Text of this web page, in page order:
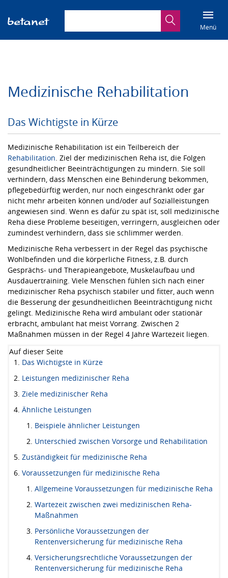
SucheMenü
Medizinische Rehabilitation
Das Wichtigste in Kürze
Medizinische Rehabilitation ist ein Teilbereich der
Rehabilitation . Ziel der medizinischen Reha ist, die Folgen
gesundheitlicher Beeinträchtigungen zu mindern. Sie soll
verhindern, dass Menschen eine Behinderung bekommen,
pflegebedürftig werden, nur noch eingeschränkt oder gar
nicht mehr arbeiten können und/oder auf Sozialleistungen
angewiesen sind. Wenn es dafür zu spät ist, soll medizinische
Reha diese Probleme beseitigen, verringern, ausgleichen oder
zumindest verhindern, dass sie schlimmer werden.
Medizinische Reha verbessert in der Regel das psychische
Wohlbefinden und die körperliche Fitness, z.B. durch
Gesprächs- und Therapieangebote, Muskelaufbau und
Ausdauertraining. Viele Menschen fühlen sich nach einer
medizinischer Reha psychisch stabiler und fitter, auch wenn
die Besserung der gesundheitlichen Beeinträchtigung nicht
gelingt. Medizinische Reha wird ambulant oder stationär
erbracht, ambulant hat meist Vorrang. Zwischen 2
Maßnahmen müssen in der Regel 4 Jahre Wartezeit liegen.
Auf dieser Seite
Das Wichtigste in Kürze
Leistungen medizinischer Reha
Ziele medizinischer Reha
Ähnliche Leistungen
Beispiele ähnlicher Leistungen
Unterschied zwischen Vorsorge und Rehabilitation
Zuständigkeit für medizinische Reha
Voraussetzungen für medizinische Reha
Allgemeine Voraussetzungen für medizinische Reha
Wartezeit zwischen zwei medizinischen Reha-
Maßnahmen
Persönliche Voraussetzungen der
Rentenversicherung für medizinische Reha
Versicherungsrechtliche Voraussetzungen der
Rentenversicherung für medizinische Reha